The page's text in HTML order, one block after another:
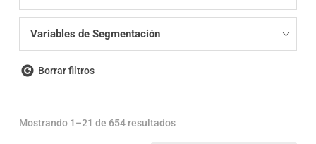
Variables de Segmentación
Borrar filtros
Mostrando 1–21 de 654 resultados